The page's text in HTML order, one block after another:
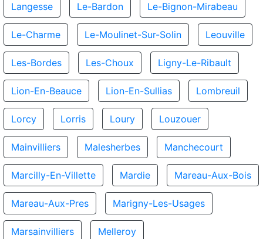
Langesse Le-Bardon Le-Bignon-Mirabeau
Le-Charme Le-Moulinet-Sur-Solin Leouville
Les-Bordes Les-Choux Ligny-Le-Ribault
Lion-En-Beauce Lion-En-Sullias Lombreuil
Lorcy Lorris Loury Louzouer
Mainvilliers Malesherbes Manchecourt
Marcilly-En-Villette Mardie Mareau-Aux-Bois
Mareau-Aux-Pres Marigny-Les-Usages
Marsainvilliers Melleroy